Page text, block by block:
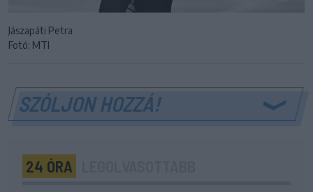
Jászapáti Petra
Fotó: MTI
SZÓLJON HOZZÁ!
24 ÓRA